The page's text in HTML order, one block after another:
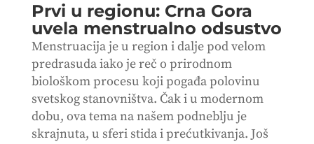
Prvi u regionu: Crna Gora
uvela menstrualno odsustvo
Menstruacija je u region i dalje pod velom
predrasuda iako je reč o prirodnom
biološkom procesu koji pogađa polovinu
svetskog stanovništva. Čak i u modernom
dobu, ova tema na našem podneblju je
skrajnuta, u sferi stida i prećutkivanja. Još